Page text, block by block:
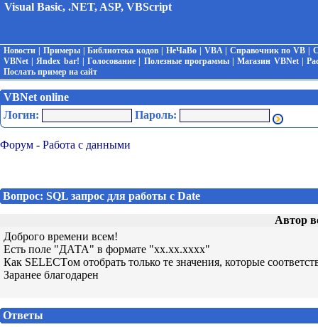
Visual Basic, .NET, ASP, VBScript
Новости Примеры|Библиотека кодов |НеЧаВо VBA| Справочник по VB |
VBNet |Яndex bar! |Голосование Полезные программы|Магазин VBNet|
Послать пример на сайт
VBNet online
Логин:
Пароль:
Форум - Работа с данными
Вопрос: SQL запрос для работы с Date
Автор
Доброго времени всем!
Есть поле "ДАТА" в формате "хх.хх.хххх"
Как SELECTом отобрать только те значения, которые
Заранее благодарен
Ответы